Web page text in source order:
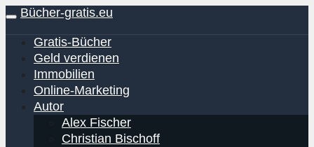
Skip
content
Toggle
Bücher-gratis.eu
Gratis-Bücher
Geld verdienen
Immobilien
Online-Marketing
Autor
Alex Fischer
Christian Bischoff